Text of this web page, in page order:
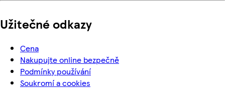
Užitečné odkazy
Cena
Nakupujte online bezpečně
Podmínky používání
Soukromí a cookies